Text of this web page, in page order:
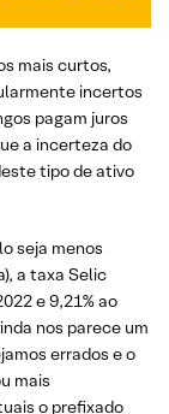
mais curtos,
incertos
pagam juros
a incerteza do
tipo de ativo
seja menos
a taxa Selic
e 9,21% ao
nos parece um
errados e o
mais
o prefixado